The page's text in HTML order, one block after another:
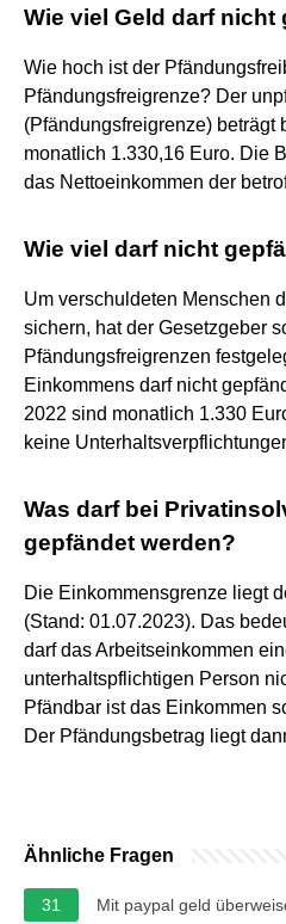
Wie viel Geld darf nicht
Wie hoch ist der
Pfändungsfreigrenze? Der
(Pfändungsfreigrenze) beträgt
monatlich 1.330,16 Euro. Die
das Nettoeinkommen der
Wie viel darf nicht
Um verschuldeten Menschen
sichern, hat der Gesetzgeber
Pfändungsfreigrenzen
Einkommens darf nicht
2022 sind monatlich 1.330
keine
Was darf bei
gepfändet werden?
Die Einkommensgrenze liegt
(Stand: 01.07.2023). Das
darf das Arbeitseinkommen
unterhaltspflichtigen Person
Pfändbar ist das Einkommen
Der Pfändungsbetrag liegt
Ähnliche Fragen
31 Mit paypal geld